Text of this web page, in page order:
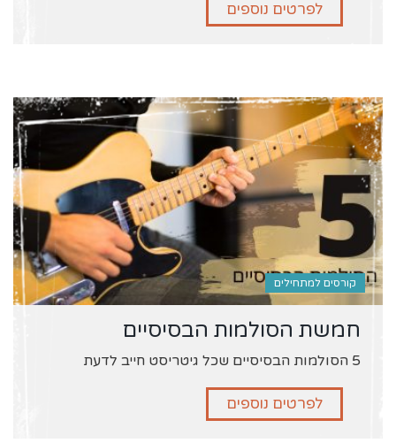
לפרטים נוספים
קורסים למתחילים
חמשת הסולמות הבסיסיים
5 הסולמות הבסיסיים שכל גיטריסט חייב לדעת
לפרטים נוספים